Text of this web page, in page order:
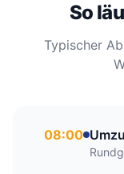
So
Typischer
08:00